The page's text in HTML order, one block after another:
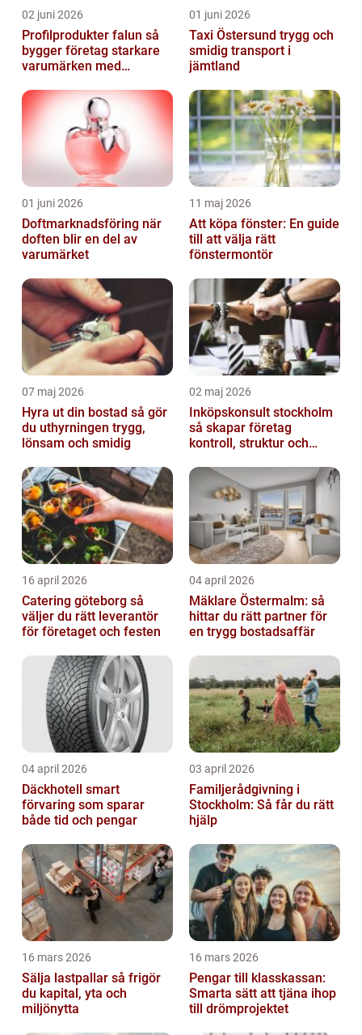
02 juni 2026
Profilprodukter falun så
bygger företag starkare
varumärken med
01 juni 2026
Taxi Östersund trygg och
smidig transport i
jämtland
01 juni 2026
Doftmarknadsföring när
doften blir en del av
varumärket
11 maj 2026
Att köpa fönster: En guide
till att välja rätt
fönstermontör
07 maj 2026
Hyra ut din bostad så gör
du uthyrningen trygg,
lönsam och smidig
02 maj 2026
Inköpskonsult stockholm
så skapar företag
kontroll, struktur och
16 april 2026
Catering göteborg så
väljer du rätt leverantör
för företaget och festen
04 april 2026
Mäklare Östermalm: så
hittar du rätt partner för
en trygg bostadsaffär
04 april 2026
Däckhotell smart
förvaring som sparar
både tid och pengar
03 april 2026
Familjerådgivning i
Stockholm: Så får du rätt
hjälp
16 mars 2026
Sälja lastpallar så frigör
du kapital, yta och
miljönytta
16 mars 2026
Pengar till klasskassan:
Smarta sätt att tjäna ihop
till drömprojektet